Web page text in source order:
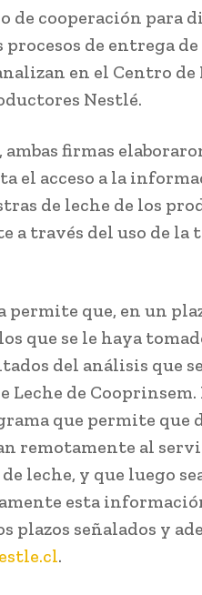
de cooperación para
de entrega
en el Centro
Nestlé.
firmas
el acceso a la
de leche de los
a través del uso de la
que, en un
que se le haya
del análisis que
Leche de
que permite que
remotamente al
leche, y que luego
esta
plazos señalados y
.